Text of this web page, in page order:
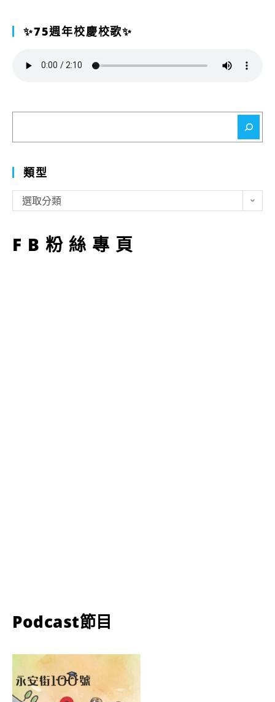
✨75週年校慶校歌✨
類型
型
選取分類
FB粉絲專頁
Podcast節目